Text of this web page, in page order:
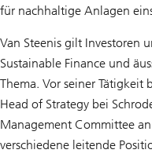
für nachhaltige Anlagen
Van Steenis gilt Investoren
Sustainable Finance und
Thema. Vor seiner Tätigkeit
Head of Strategy bei
Management Committee
verschiedene leitende